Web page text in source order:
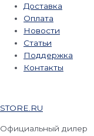
Доставка
Оплата
Новости
Статьи
Поддержка
Контакты
STORE.RU
Официальный дилер